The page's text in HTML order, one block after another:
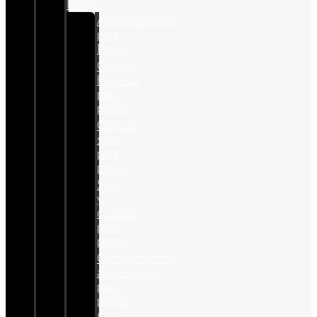
Perros
Antiparasitários
para
Perros
Comida
humeda
para
perros
Comida
seca
para
perros
Salud
y
cuidado
para
perros
Complementos
alimenticios
para
perros